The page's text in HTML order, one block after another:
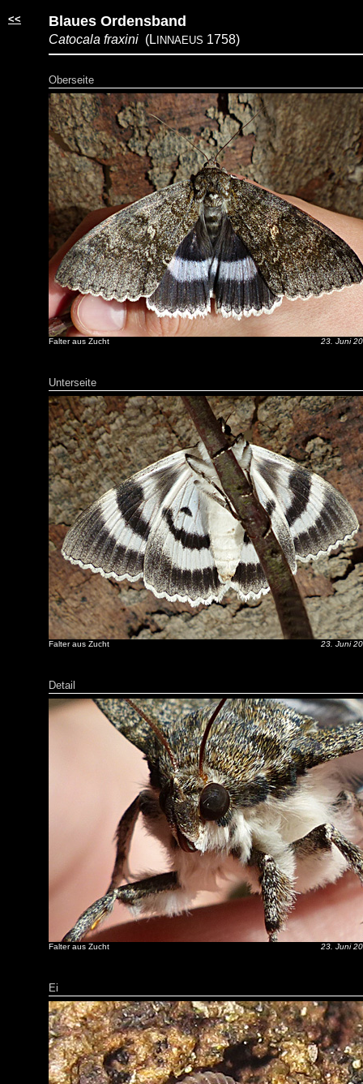
<< Blaues Ordensband
Catocala fraxini (L INNAEUS 1758)
Oberseite
Falter aus Zucht 23. Juni
Unterseite
Falter aus Zucht 23. Juni
Detail
Falter aus Zucht 23. Juni
Ei